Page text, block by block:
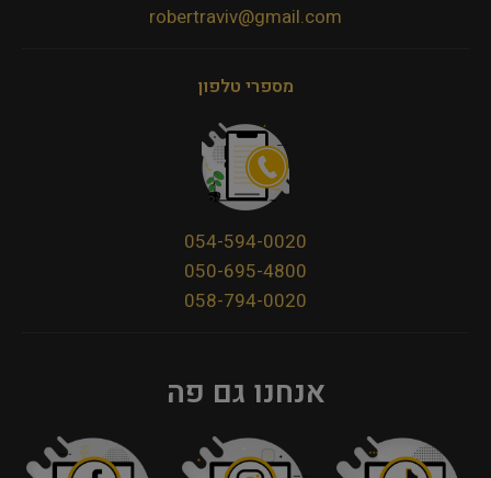
robertraviv@gmail.com
מספרי טלפון
054-594-0020
050-695-4800
058-794-0020
אנחנו גם פה